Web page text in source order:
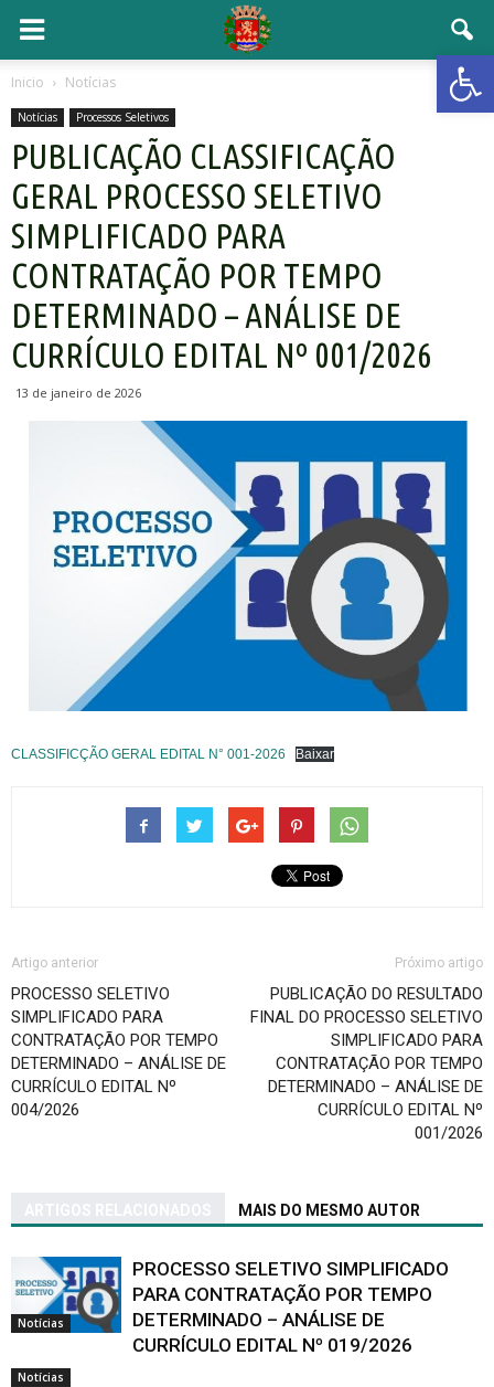
Inicio Notícias
Notícias Processos Seletivos
PUBLICAÇÃO CLASSIFICAÇÃO
GERAL PROCESSO SELETIVO
SIMPLIFICADO PARA
CONTRATAÇÃO POR TEMPO
DETERMINADO – ANÁLISE DE
CURRÍCULO EDITAL Nº 001/2026
13 de janeiro de 2026
CLASSIFICÇÃO GERAL EDITAL N° 001-2026 Baixar
Artigo anterior
PROCESSO SELETIVO
SIMPLIFICADO PARA
CONTRATAÇÃO POR TEMPO
DETERMINADO – ANÁLISE DE
CURRÍCULO EDITAL Nº
004/2026
Próximo artigo
PUBLICAÇÃO DO RESULTADO
FINAL DO PROCESSO SELETIVO
SIMPLIFICADO PARA
CONTRATAÇÃO POR TEMPO
DETERMINADO – ANÁLISE DE
CURRÍCULO EDITAL Nº
001/2026
MAIS DO MESMO AUTOR
Notícias
PROCESSO SELETIVO SIMPLIFICADO
PARA CONTRATAÇÃO POR TEMPO
DETERMINADO – ANÁLISE DE
CURRÍCULO EDITAL Nº 019/2026
Notícias